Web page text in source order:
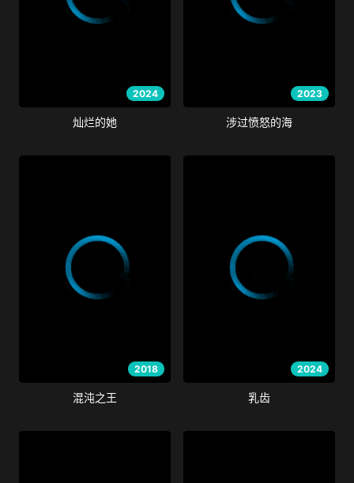
2024
灿烂的她
2023
涉过愤怒的海
2018
混沌之王
2024
乳齿